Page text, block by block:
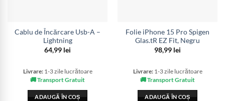
Cablu de Încărcare Usb-A –
Lightning
64,99 lei
Livrare:1-3 zile lucrătoare
🚚 Transport Gratuit
ADAUGĂ ÎN COȘ
Folie iPhone 15 Pro Spigen
Glas.tR EZ Fit, Negru
98,99 lei
Livrare:1-3 zile lucrătoare
🚚 Transport Gratuit
ADAUGĂ ÎN COȘ